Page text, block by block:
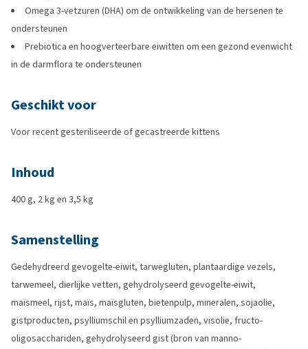
Omega 3-vetzuren (DHA) om de ontwikkeling van de hersenen te
ondersteunen
Prebiotica en hoogverteerbare eiwitten om een gezond evenwicht
in de darmflora te ondersteunen
Geschikt voor
Voor recent gesteriliseerde of gecastreerde kittens
Inhoud
400 g, 2 kg en 3,5 kg
Samenstelling
Gedehydreerd gevogelte-eiwit, tarwegluten, plantaardige vezels,
tarwemeel, dierlijke vetten, gehydrolyseerd gevogelte-eiwit,
maïsmeel, rijst, maïs, maïsgluten, bietenpulp, mineralen, sojaolie,
gistproducten, psylliumschil en psylliumzaden, visolie, fructo-
oligosacchariden, gehydrolyseerd gist (bron van manno-